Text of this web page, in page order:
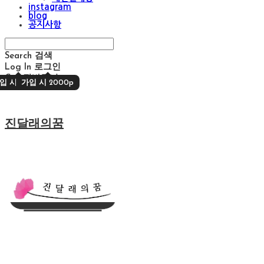
instagram
blog
공지사항
Search 검색
Log In
시 2000p
로그인
가입 시 2000p
Cart장바구니
진달래의꿈